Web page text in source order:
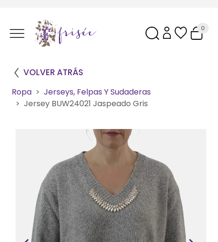
0
VOLVER ATRÁS
Ropa
Jerseys, Felpas Y Sudaderas
Jersey BUW24021 Jaspeado Gris